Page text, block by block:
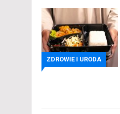
ZDROWIE I URODA